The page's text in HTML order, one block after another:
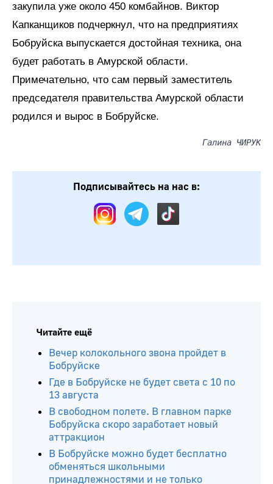
закупила уже около 450 комбайнов. Виктор
Капканщиков подчеркнул, что на предприятиях
Бобруйска выпускается достойная техника, она
будет работать в Амурской области.
Примечательно, что сам первый заместитель
председателя правительства Амурской области
родился и вырос в Бобруйске.
Галина ЧИРУК
Подписывайтесь на нас в:
Читайте ещё
Вечер колокольного звона пройдет в
Бобруйске
Где в Бобруйске не будет света с 10 по
13 августа